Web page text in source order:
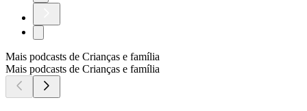
Mais podcasts de Crianças e família
Mais podcasts de Crianças e família